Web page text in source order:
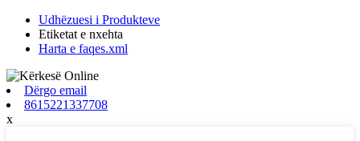
Udhëzuesi i Produkteve
Etiketat e nxehta
Harta e faqes.xml
Dërgo email
8615221337708
x